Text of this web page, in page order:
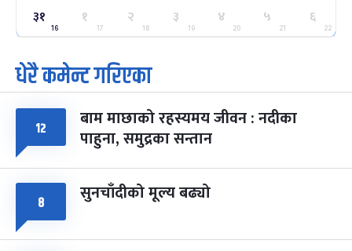
२५
मंगल
ग्याल्पो ल्होसार
फाल्गुन २५, २०८३ Mar 9, 2027
७ महिना बाँकी
७
आइत
पूर्णिमा व्रत
चैत्र ७, २०८३-Mar 21, 2027
८ फागुपूर्णिमा
चैत्र ८, २०८३-Mar 22, 2027
७ महिना बाँकी
३१
16
१
17
२
18
३
19
४
20
५
21
६
22
धेरै कमेन्ट गरिएका
१२ बाम माछाको रहस्यमय जीवन : नदीका
पाहुना, समुद्रका सन्तान
८ सुनचाँदीको मूल्य बढ्यो